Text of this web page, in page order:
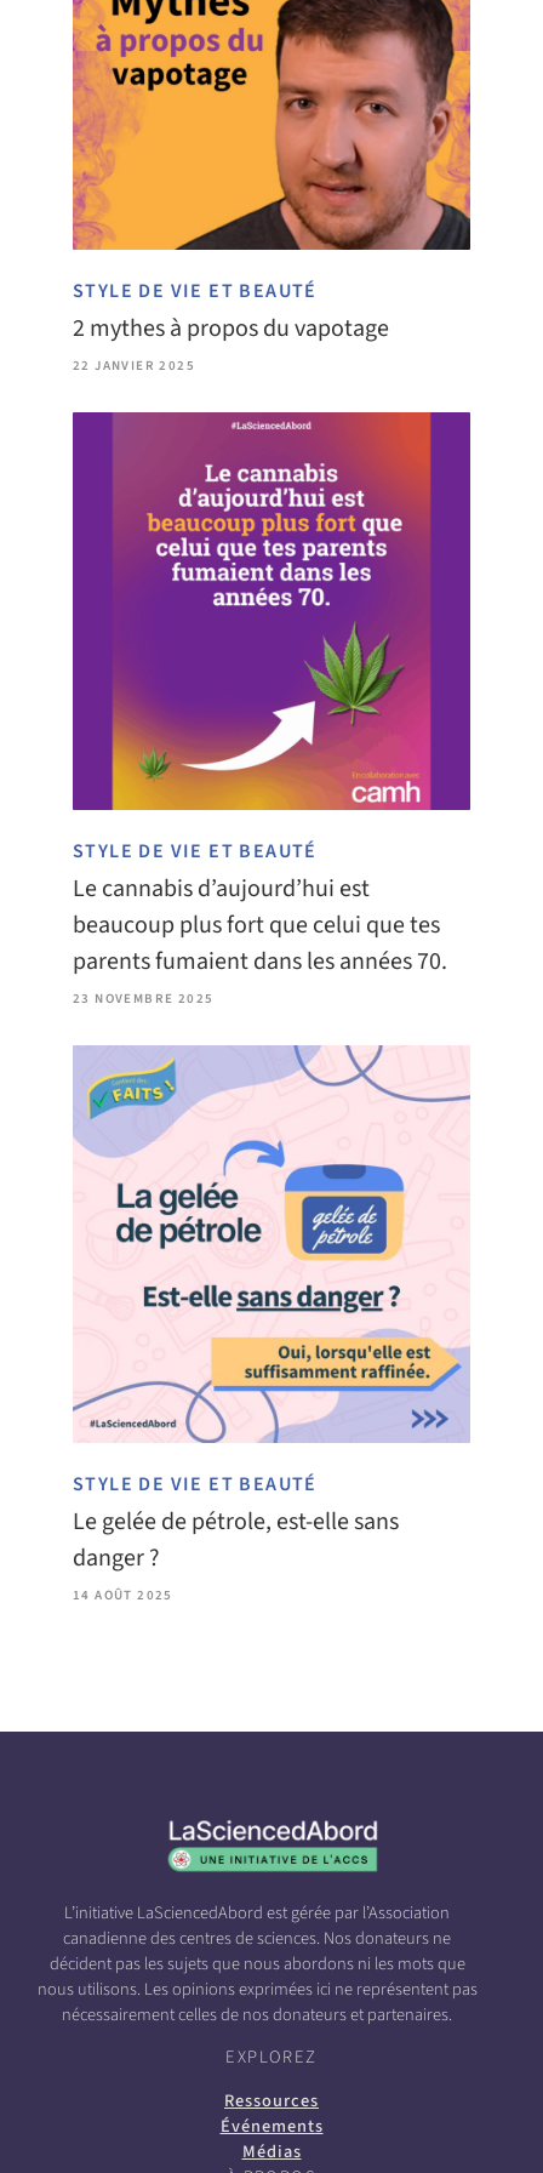
STYLE DE VIE ET BEAUTÉ
2 mythes à propos du vapotage
22 JANVIER 2025
STYLE DE VIE ET BEAUTÉ
Le cannabis d’aujourd’hui est
beaucoup plus fort que celui que tes
parents fumaient dans les années 70.
23 NOVEMBRE 2025
STYLE DE VIE ET BEAUTÉ
Le gelée de pétrole, est-elle sans
danger ?
14 AOÛT 2025
L’initiative LaSciencedAbord est gérée par l’Association
canadienne des centres de sciences. Nos donateurs ne
décident pas les sujets que nous abordons ni les mots que
nous utilisons. Les opinions exprimées ici ne représentent pas
nécessairement celles de nos donateurs et partenaires.
EXPLOREZ
Ressources
Événements
Médias